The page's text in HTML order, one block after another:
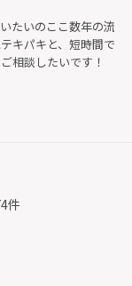
たいのここ数年の流
キパキと、短時間で
相談したいです！
件